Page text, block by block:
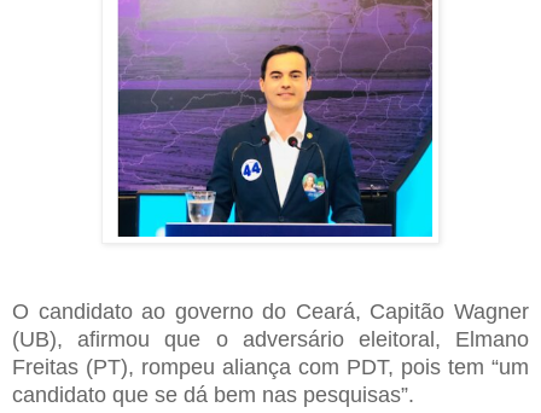
O candidato ao governo do Ceará, Capitão Wagner
(UB), afirmou que o adversário eleitoral, Elmano
Freitas (PT), rompeu aliança com PDT, pois tem “um
candidato que se dá bem nas pesquisas”.